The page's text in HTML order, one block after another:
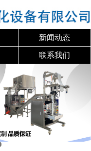
新闻动态
联系我们